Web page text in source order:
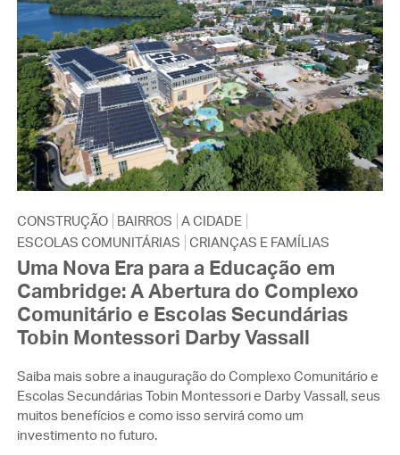
CONSTRUÇÃO BAIRROS A CIDADE
ESCOLAS COMUNITÁRIAS CRIANÇAS E FAMÍLIAS
Uma Nova Era para a Educação em
Cambridge: A Abertura do Complexo
Comunitário e Escolas Secundárias
Tobin Montessori Darby Vassall
Saiba mais sobre a inauguração do Complexo Comunitário e
Escolas Secundárias Tobin Montessori e Darby Vassall, seus
muitos benefícios e como isso servirá como um
investimento no futuro.